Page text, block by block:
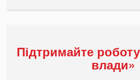
Підтримайте
влади»